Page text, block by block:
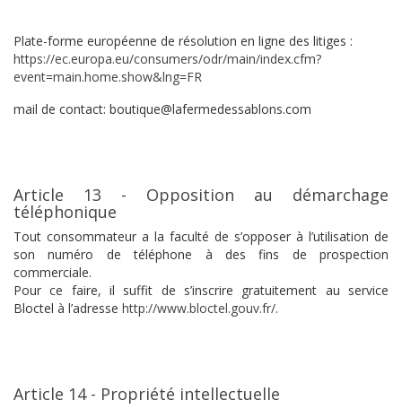
Plate-forme européenne de résolution en ligne des litiges :
https://ec.europa.eu/consumers/odr/main/index.cfm?
event=main.home.show&lng=FR
mail de contact: boutique@lafermedessablons.com
Article 13 - Opposition au démarchage
téléphonique
Tout consommateur a la faculté de s’opposer à l’utilisation de
son numéro de téléphone à des fins de prospection
commerciale.
Pour ce faire, il suffit de s’inscrire gratuitement au service
Bloctel à l’adresse http://www.bloctel.gouv.fr/.
Article 14 - Propriété intellectuelle